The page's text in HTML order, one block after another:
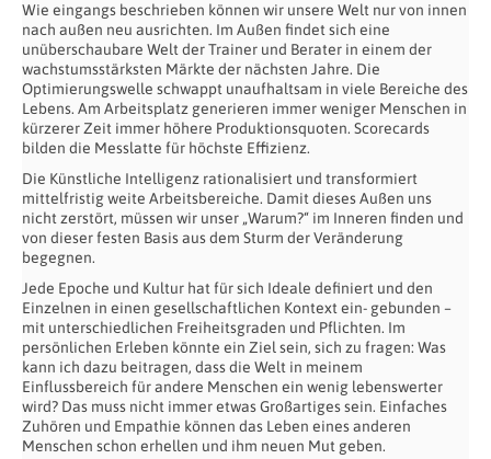
Wie eingangs beschrieben können wir unsere Welt nur von innen
nach außen neu ausrichten. Im Außen findet sich eine
unüberschaubare Welt der Trainer und Berater in einem der
wachstumsstärksten Märkte der nächsten Jahre. Die
Optimierungswelle schwappt unaufhaltsam in viele Bereiche des
Lebens. Am Arbeitsplatz generieren immer weniger Menschen in
kürzerer Zeit immer höhere Produktionsquoten. Scorecards
bilden die Messlatte für höchste Effizienz.
Die Künstliche Intelligenz rationalisiert und transformiert
mittelfristig weite Arbeitsbereiche. Damit dieses Außen uns
nicht zerstört, müssen wir unser „Warum?“ im Inneren finden und
von dieser festen Basis aus dem Sturm der Veränderung
begegnen.
Jede Epoche und Kultur hat für sich Ideale definiert und den
Einzelnen in einen gesellschaftlichen Kontext ein- gebunden –
mit unterschiedlichen Freiheitsgraden und Pflichten. Im
persönlichen Erleben könnte ein Ziel sein, sich zu fragen: Was
kann ich dazu beitragen, dass die Welt in meinem
Einflussbereich für andere Menschen ein wenig lebenswerter
wird? Das muss nicht immer etwas Großartiges sein. Einfaches
Zuhören und Empathie können das Leben eines anderen
Menschen schon erhellen und ihm neuen Mut geben.